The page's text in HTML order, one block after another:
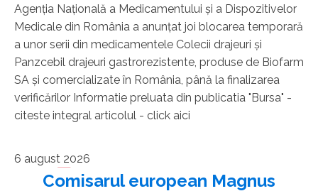
Agenţia Naţională a Medicamentului şi a Dispozitivelor
Medicale din România a anunţat joi blocarea temporară
a unor serii din medicamentele Colecii drajeuri şi
Panzcebil drajeuri gastrorezistente, produse de Biofarm
SA şi comercializate în România, până la finalizarea
verificărilor Informatie preluata din publicatia "Bursa" -
citeste integral articolul - click aici
6 august 2026
Comisarul european Magnus